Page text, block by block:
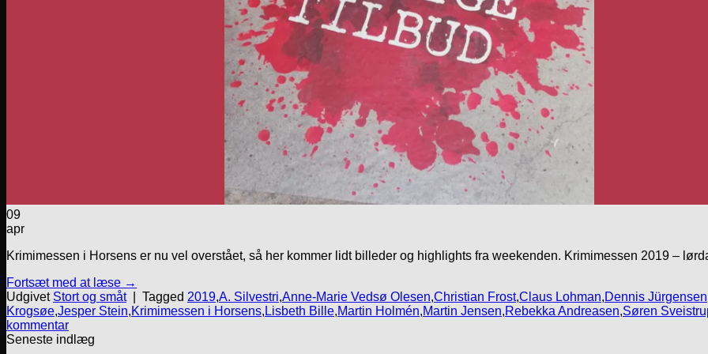
09
apr
Krimimessen i Horsens er nu vel overstået, så her kommer lidt billeder og highlights fra weekenden. Krimimessen 2019 –
Fortsæt med at læse →
Udgivet Stort og småt Tagged 2019,A. Silvestri,Anne-Marie Vedsø Olesen,Christian Frost,Claus Lohman,Dennis Jürgensen
Krogsøe,Jesper Stein,Krimimessen i Horsens, Lisbeth Bille,Martin Holmén,Martin Jensen,Rebekka Andreasen,Søren
kommentar
Seneste indlæg